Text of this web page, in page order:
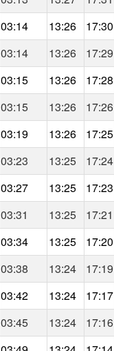
03:14 13:26 17:30
03:14 13:26 17:29
03:15 13:26 17:28
03:15 13:26 17:26
03:19 13:26 17:25
03:23 13:25 17:24
03:27 13:25 17:23
03:31 13:25 17:21
03:34 13:25 17:20
03:38 13:24 17:19
03:42 13:24 17:17
03:45 13:24 17:16